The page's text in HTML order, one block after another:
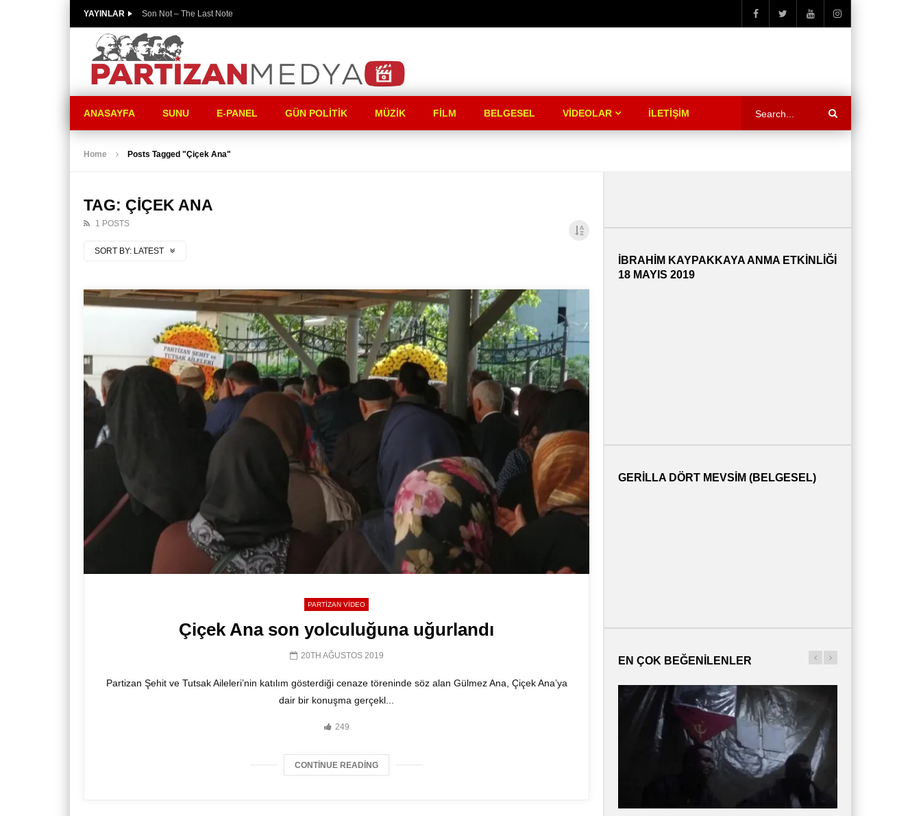
YAYINLAR Son Not – The Last Note
ANASAYFA SUNU E-PANEL GÜN POLITIK MÜZIK FILM BELGESEL VIDEOLAR İLETİŞİM
Home Posts Tagged "Çiçek Ana"
TAG: ÇIÇEK ANA
1 POSTS
SORT BY: LATEST
PARTIZAN VIDEO
Çiçek Ana son yolculuğuna uğurlandı
20TH AĞUSTOS 2019
Partizan Şehit ve Tutsak Aileleri’nin katılım gösterdiği cenaze töreninde söz alan Gülmez Ana, Çiçek Ana’ya
dair bir konuşma gerçekl...
249
CONTINUE READING
İBRAHİM KAYPAKKAYA ANMA ETKİNLİĞİ
18 MAYIS 2019
GERILLA DÖRT MEVSIM (BELGESEL)
EN ÇOK BEĞENILENLER